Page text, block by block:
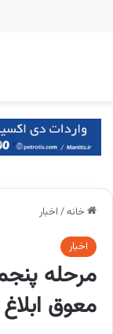
خانه/ اخبار
اخبار
مرحله
معوق